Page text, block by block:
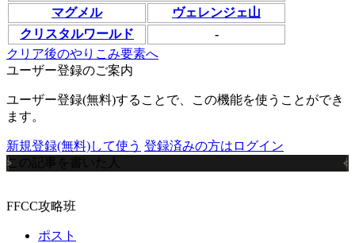
マグメル
ヴェレンジェ山
クリスタルワールド
-
クリア後のやりこみ要素へ
ユーザー登録のご案内
ユーザー登録(無料)することで、この機能を使うことができ
ます。
新規登録(無料)して使う 登録済みの方はログイン
この記事を書いた人
FFCC攻略班
ポスト